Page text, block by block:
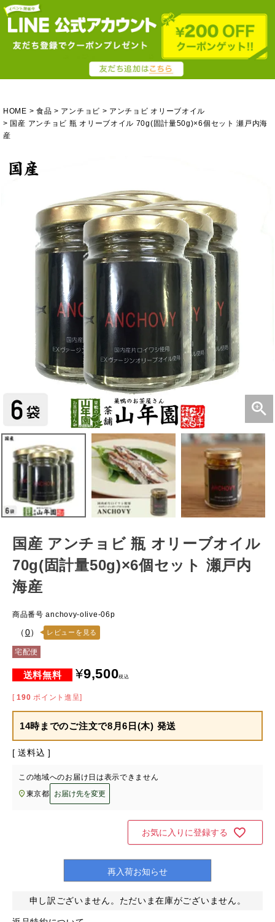
HOME 食品 アンチョビ
アンチョビ オリーブオイル
国産 アンチョビ 瓶 オリーブオイル 70g(固計量50g)×6個セット 瀬戸内海
産
国産 アンチョビ 瓶 オリーブオイル
70g(固計量50g)×6個セット 瀬戸内
海産
商品番号 anchovy-olive-06p
（0） レビューを見る
宅配便
¥9,500税込
[ 190 ポイント進呈]
14時までのご注文で8月6日(木) 発送
送料込
この地域へのお届け日は表示できません
東京都
お届け先を変更
お気に入りに登録する
再入荷お知らせ
申し訳ございません。ただいま在庫がございません。